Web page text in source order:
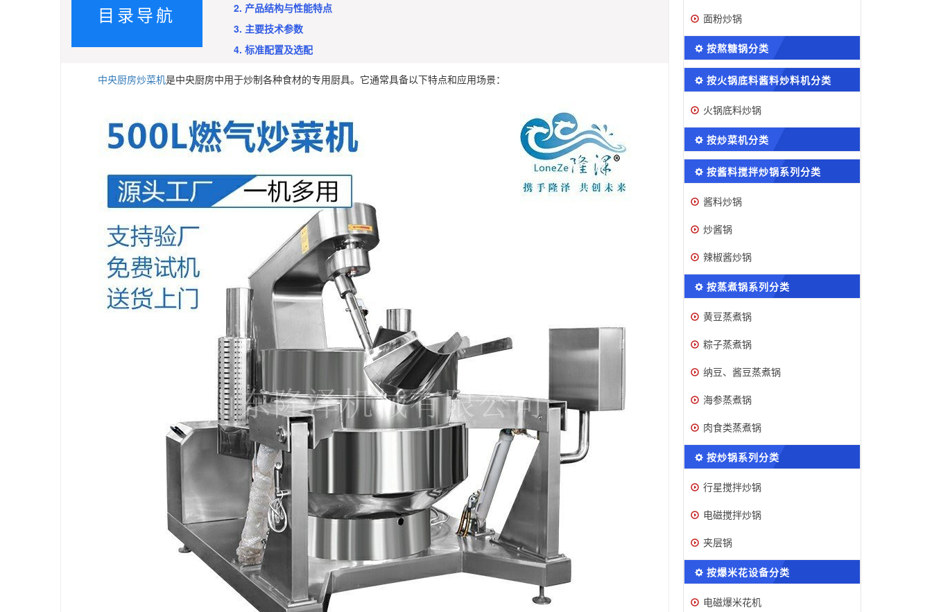
目录导航
2. 产品结构与性能特点
3. 主要技术参数
4. 标准配置及选配
中央厨房炒菜机是中央厨房中用于炒制各种食材的专用厨具。它通常具备以下特点和应用场景：
面粉炒锅
按熬糖锅分类
按火锅底料酱料炒料机分类
火锅底料炒锅
按炒菜机分类
按酱料搅拌炒锅系列分类
酱料炒锅
炒酱锅
辣椒酱炒锅
按蒸煮锅系列分类
黄豆蒸煮锅
粽子蒸煮锅
纳豆、酱豆蒸煮锅
海参蒸煮锅
肉食类蒸煮锅
按炒锅系列分类
行星搅拌炒锅
电磁搅拌炒锅
夹层锅
按爆米花设备分类
电磁爆米花机